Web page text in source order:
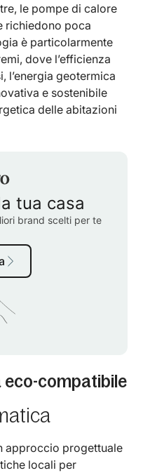
le pompe di calore
richiedono poca
è particolarmente
dove l’efficienza
l’energia geotermica
e sostenibile
delle abitazioni
eco-compatibile
approccio progettuale
locali per